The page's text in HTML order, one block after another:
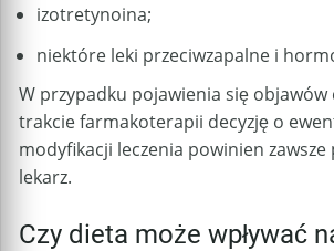
izotretynoina;
niektóre leki przeciwzapalne i
W przypadku pojawienia się
trakcie farmakoterapii decyzję o
modyfikacji leczenia powinien
lekarz.
Czy dieta może wpływać